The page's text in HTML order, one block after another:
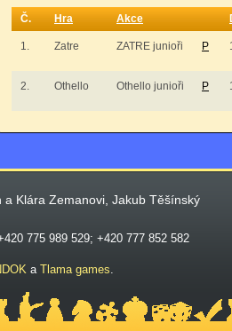
Č. Hra Akce
1. Zatre ZATRE junioři P
2. Othello Othello junioři P
Klára Zemanovi, Jakub Těšínský
775 989 529; +420 777 852 582
a Tlama games.